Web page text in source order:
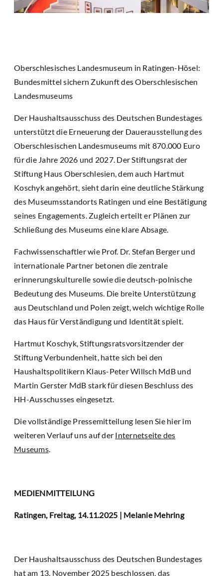
Oberschlesisches Landesmuseum in Ratingen-Hösel:
Bundesmittel sichern Zukunft des Oberschlesischen
Landesmuseums
Der Haushaltsausschuss des Deutschen Bundestages
unterstützt die Erneuerung der Dauerausstellung des
Oberschlesischen Landesmuseums mit 870.000 Euro
für die Jahre 2026 und 2027. Der Stiftungsrat der
Stiftung Haus Oberschlesien, dem auch Hartmut
Koschyk angehört, sieht darin eine deutliche Stärkung
des Museumsstandorts Ratingen und eine Bestätigung
seines Engagements. Zugleich erteilt er Plänen zur
Schließung des Museums eine klare Absage.
Fachwissenschaftler wie Prof. Dr. Stefan Berger und
internationale Partner betonen die zentrale
erinnerungskulturelle sowie die deutsch-polnische
Bedeutung des Museums. Die breite Unterstützung
aus Deutschland und Polen zeigt, welch wichtige Rolle
das Haus für Verständigung und Identität spielt.
Hartmut Koschyk, Stiftungsratsvorsitzender der
Stiftung Verbundenheit, hatte sich bei den
Haushaltspolitikern Klaus-Peter Willsch MdB und
Martin Gerster MdB stark für diesen Beschluss des
HH-Ausschusses eingesetzt.
Die vollständige Pressemitteilung lesen Sie hier im
weiteren Verlauf uns auf der Internetseite des
Museums.
MEDIENMITTEILUNG
Ratingen, Freitag, 14.11.2025 | Melanie Mehring
Der Haushaltsausschuss des Deutschen Bundestages
hat am 13. November 2025 beschlossen, das